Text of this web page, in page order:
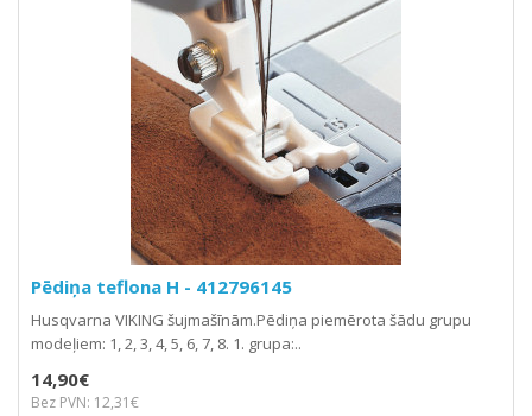
Pēdiņa teflona H - 412796145
Husqvarna VIKING šujmašīnām.Pēdiņa piemērota šādu grupu
modeļiem: 1, 2, 3, 4, 5, 6, 7, 8. 1. grupa:..
14,90€
Bez PVN: 12,31€